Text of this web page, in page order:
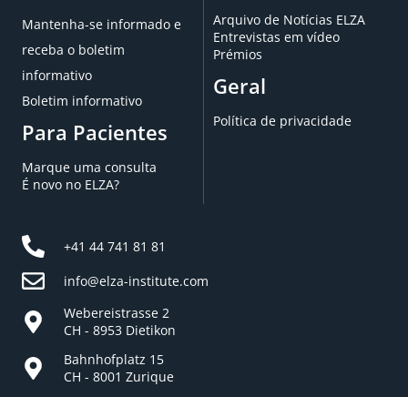
Mantenha-se informado e
receba o boletim
informativo
Boletim informativo
Para Pacientes
Marque uma consulta
É novo no ELZA?
Arquivo de Notícias ELZA
Entrevistas em vídeo
Prémios
Geral
Política de privacidade
+41 44 741 81 81
info@elza-institute.com
Webereistrasse 2
CH - 8953 Dietikon
Bahnhofplatz 15
CH - 8001 Zurique